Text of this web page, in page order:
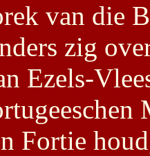
van die
zig
Ezels-
Fortie